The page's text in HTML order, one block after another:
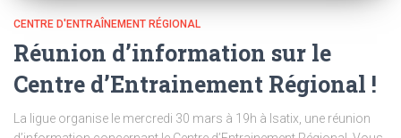
CENTRE D'ENTRAÎNEMENT RÉGIONAL
Réunion d’information sur le
Centre d’Entrainement Régional !
La ligue organise le mercredi 30 mars à 19h à Isatix, une réunion